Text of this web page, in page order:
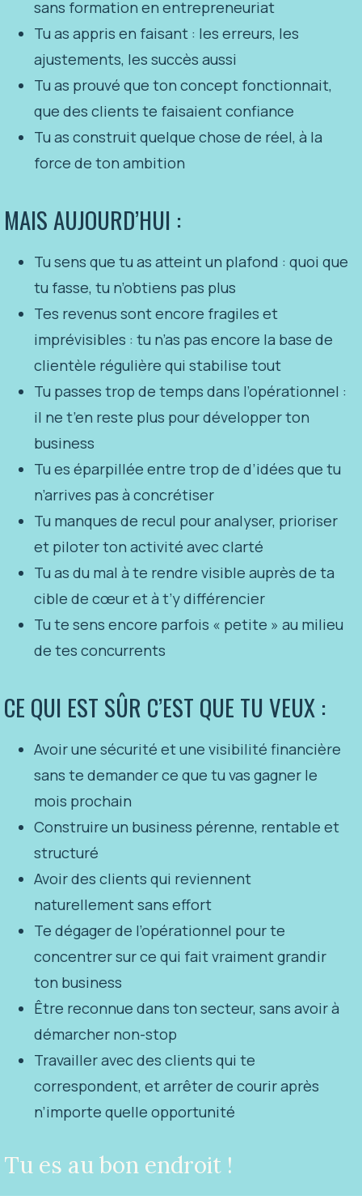
sans formation en entrepreneuriat
Tu as appris en faisant : les erreurs, les
ajustements, les succès aussi
Tu as prouvé que ton concept fonctionnait,
que des clients te faisaient confiance
Tu as construit quelque chose de réel, à la
force de ton ambition
MAIS AUJOURD’HUI :
Tu sens que tu as atteint un plafond : quoi que
tu fasse, tu n’obtiens pas plus
Tes revenus sont encore fragiles et
imprévisibles : tu n’as pas encore la base de
clientèle régulière qui stabilise tout
Tu passes trop de temps dans l’opérationnel :
il ne t’en reste plus pour développer ton
business
Tu es éparpillée entre trop de d’idées que tu
n’arrives pas à concrétiser
Tu manques de recul pour analyser, prioriser
et piloter ton activité avec clarté
Tu as du mal à te rendre visible auprès de ta
cible de cœur et à t’y différencier
Tu te sens encore parfois « petite » au milieu
de tes concurrents
CE QUI EST SÛR C’EST QUE TU VEUX :
Avoir une sécurité et une visibilité financière
sans te demander ce que tu vas gagner le
mois prochain
Construire un business pérenne, rentable et
structuré
Avoir des clients qui reviennent
naturellement sans effort
Te dégager de l’opérationnel pour te
concentrer sur ce qui fait vraiment grandir
ton business
Être reconnue dans ton secteur, sans avoir à
démarcher non-stop
Travailler avec des clients qui te
correspondent, et arrêter de courir après
n’importe quelle opportunité
Tu es au bon endroit !